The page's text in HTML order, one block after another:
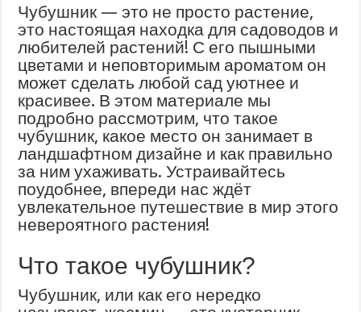
Чубушник — это не просто растение,
это настоящая находка для садоводов и
любителей растений! С его пышными
цветами и неповторимым ароматом он
может сделать любой сад уютнее и
красивее. В этом материале мы
подробно рассмотрим, что такое
чубушник, какое место он занимает в
ландшафтном дизайне и как правильно
за ним ухаживать. Устраивайтесь
поудобнее, впереди нас ждёт
увлекательное путешествие в мир этого
невероятного растения!
Что такое чубушник?
Чубушник, или как его нередко